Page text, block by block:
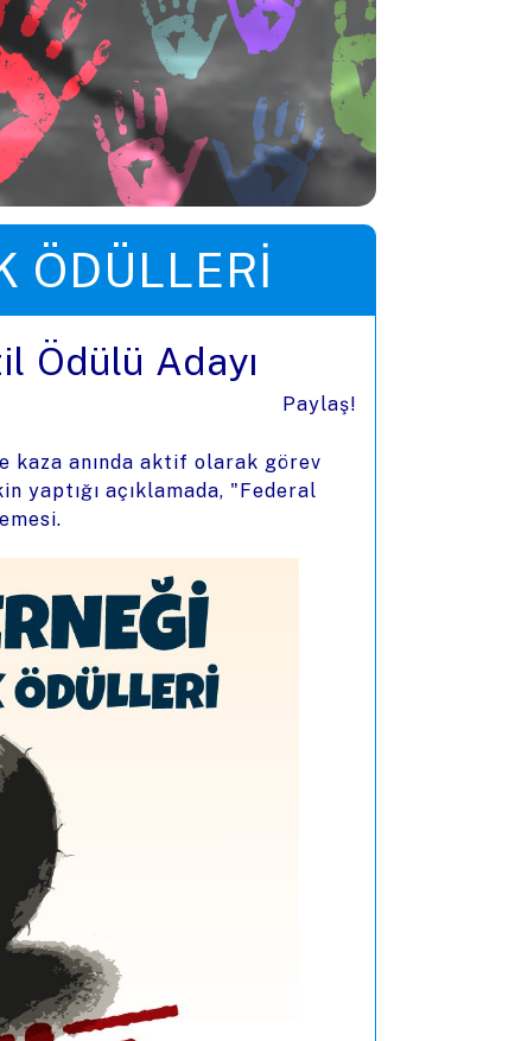
ÖDÜLLERI
Ödülü Adayı
Paylaş!
kaza anında aktif olarak görev
yaptığı açıklamada, "Federal